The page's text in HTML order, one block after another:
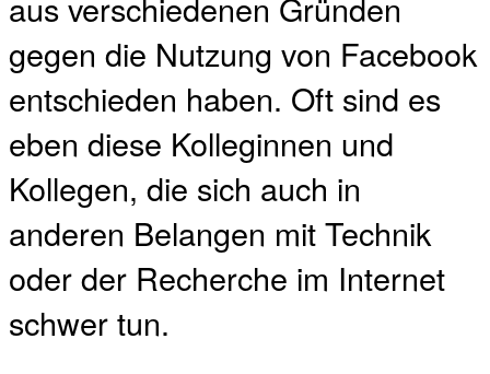
gegen die Nutzung von Facebook
entschieden haben. Oft sind es
eben diese Kolleginnen und
Kollegen, die sich auch in
anderen Belangen mit Technik
oder der Recherche im Internet
schwer tun.